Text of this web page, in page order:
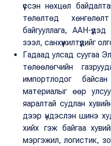
үүссэн нөхцөл
төлөлтөд хөнгөлөлт
байгууллага, ААН-
зээл, санхүүжилтүүдийг
Гадаад улсад суугаа
төлөөлөгчийн
импортлодог
материалыг өөр
яаралтай судлан
дээр үндэслэн шинэ
хийх гэж байгаа
мэргэжил, логистик,